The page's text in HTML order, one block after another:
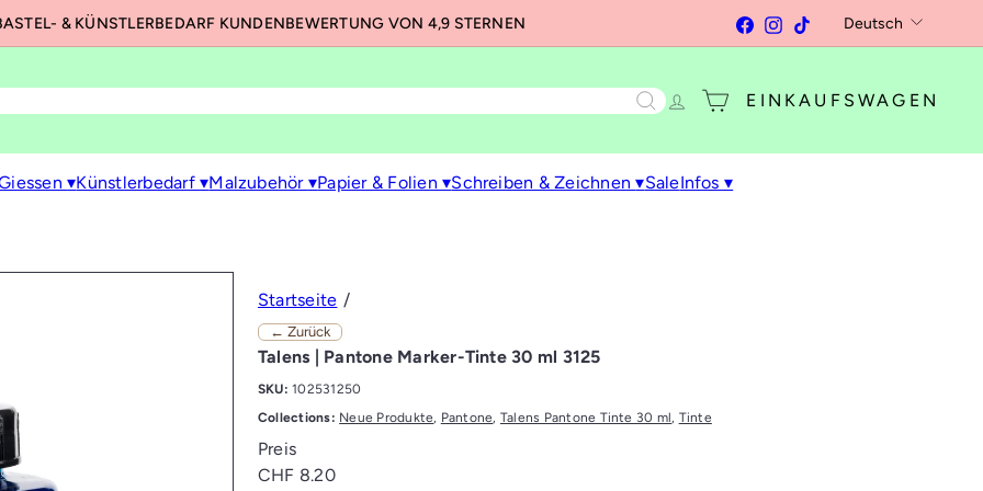
& KÜNSTLERBEDARF KUNDENBEWERTUNG VON 4,9 STERNEN Facebook
Instagram
TikTokSprache
Deutsch
EINKAUFSWAGEN
▾Künstlerbedarf▾Malzubehör ▾Papier & Folien▾Schreiben & Zeichnen▾SaleInfos ▾
Startseite
← Zurück
Talens | Pantone Marker-Tinte 30 ml 3125
SKU: 102531250
Collections: Neue Produkte, Pantone, Talens Pantone Tinte 30 ml, Tinte
Preis
Normaler
CHF 8.20